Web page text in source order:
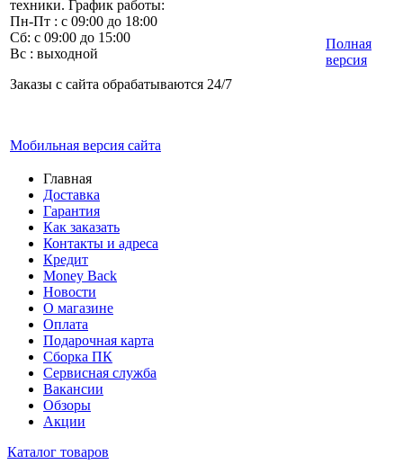
техники. График работы:
Пн-Пт : с 09:00 до 18:00
Сб: с 09:00 до 15:00
Вс : выходной
Заказы с сайта обрабатываются 24/7
Мобильная версия сайта
Полная
версия
Главная
Доставка
Гарантия
Как заказать
Контакты и адреса
Кредит
Money Back
Новости
О магазине
Оплата
Подарочная карта
Сборка ПК
Сервисная служба
Вакансии
Обзоры
Акции
Каталог товаров